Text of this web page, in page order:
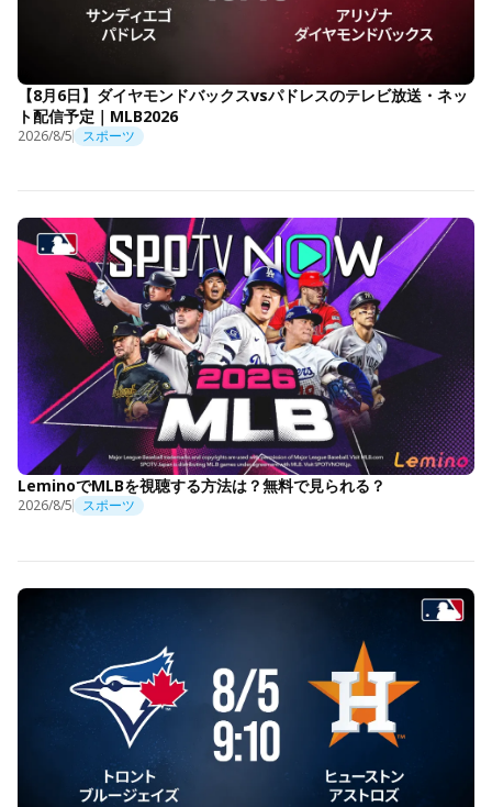
【8月6日】ダイヤモンドバックスvsパドレスのテレビ放送・ネッ
ト配信予定｜MLB2026
2026/8/5 スポーツ
LeminoでMLBを視聴する方法は？無料で見られる？
2026/8/5 スポーツ